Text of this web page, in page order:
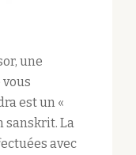
une
est un «
sanskrit. La
avec